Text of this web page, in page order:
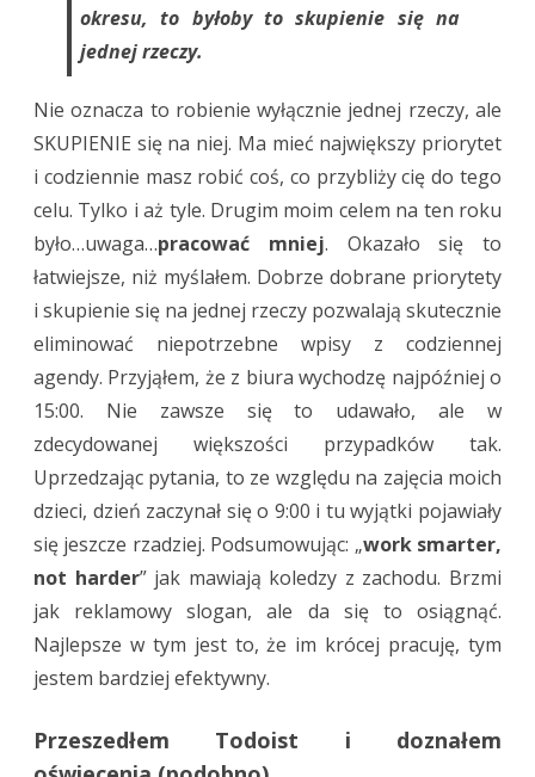
okresu, to byłoby to skupienie się na
jednej rzeczy.
Nie oznacza to robienie wyłącznie jednej rzeczy, ale
SKUPIENIE się na niej. Ma mieć największy priorytet
i codziennie masz robić coś, co przybliży cię do tego
celu. Tylko i aż tyle. Drugim moim celem na ten roku
było…uwaga…pracować mniej. Okazało się to
łatwiejsze, niż myślałem. Dobrze dobrane priorytety
i skupienie się na jednej rzeczy pozwalają skutecznie
eliminować niepotrzebne wpisy z codziennej
agendy. Przyjąłem, że z biura wychodzę najpóźniej o
15:00. Nie zawsze się to udawało, ale w
zdecydowanej większości przypadków tak.
Uprzedzając pytania, to ze względu na zajęcia moich
dzieci, dzień zaczynał się o 9:00 i tu wyjątki pojawiały
się jeszcze rzadziej. Podsumowując: „work smarter,
not harder” jak mawiają koledzy z zachodu. Brzmi
jak reklamowy slogan, ale da się to osiągnąć.
Najlepsze w tym jest to, że im krócej pracuję, tym
jestem bardziej efektywny.
Przeszedłem Todoist i doznałem